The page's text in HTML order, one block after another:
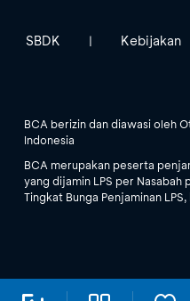
SBDK | Kebijakan
BCA berizin dan diawasi oleh
Indonesia
BCA merupakan peserta
yang dijamin LPS per Nasabah
Tingkat Bunga Penjaminan LPS,